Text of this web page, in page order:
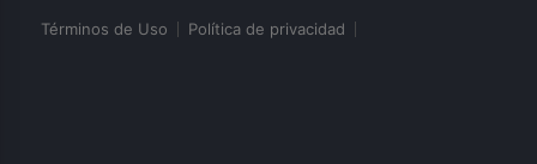
Términos de Uso Política de privacidad